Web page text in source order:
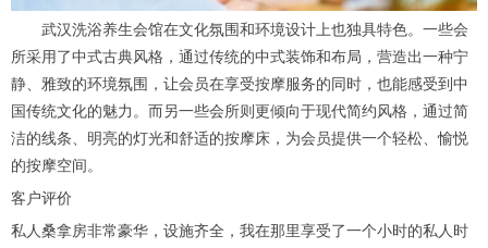
武汉洗浴养生会馆在文化氛围和环境设计上也独具特色。一些会
所采用了中式古典风格，通过传统的中式装饰和布局，营造出一种宁
静、雅致的环境氛围，让会员在享受按摩服务的同时，也能感受到中
国传统文化的魅力。而另一些会所则更倾向于现代简约风格，通过简
洁的线条、明亮的灯光和舒适的按摩床，为会员提供一个轻松、愉悦
的按摩空间。
客户评价
私人桑拿房非常豪华，设施齐全，我在那里享受了一个小时的私人时